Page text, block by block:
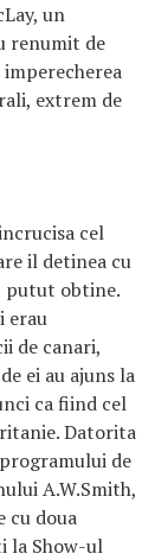
un
renumit de
extrem de
cel
il detinea cu
putut obtine.
erau
de canari,
ei au ajuns la
ca fiind cel
Datorita
de
A.W.Smith,
cu doua
la Show-ul